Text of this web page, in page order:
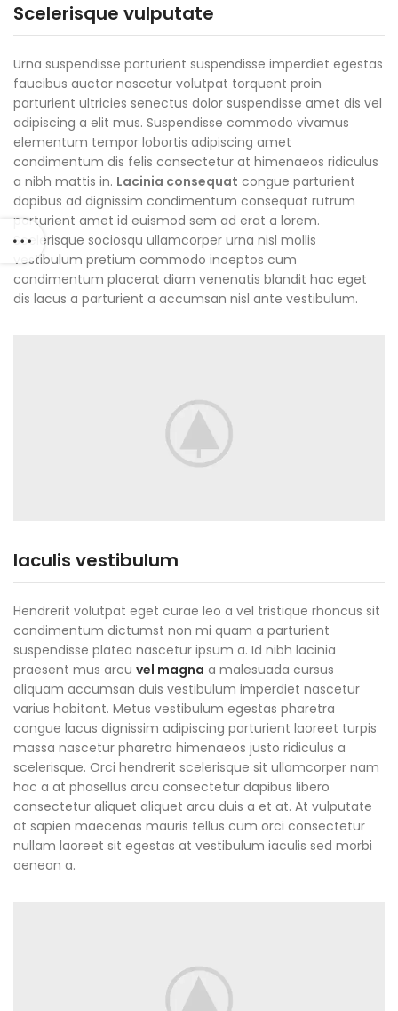
Scelerisque vulputate
Urna suspendisse parturient suspendisse imperdiet egestas
faucibus auctor nascetur volutpat torquent proin
parturient ultricies senectus dolor suspendisse amet dis vel
adipiscing a elit mus. Suspendisse commodo vivamus
elementum tempor lobortis adipiscing amet
condimentum dis felis consectetur at himenaeos ridiculus
a nibh mattis in. Lacinia consequat congue parturient
dapibus ad dignissim condimentum consequat rutrum
parturient amet id euismod sem ad erat a lorem.
Scelerisque sociosqu ullamcorper urna nisl mollis
vestibulum pretium commodo inceptos cum
condimentum placerat diam venenatis blandit hac eget
dis lacus a parturient a accumsan nisl ante vestibulum.
Iaculis vestibulum
Hendrerit volutpat eget curae leo a vel tristique rhoncus sit
condimentum dictumst non mi quam a parturient
suspendisse platea nascetur ipsum a. Id nibh lacinia
praesent mus arcu vel magna a malesuada cursus
aliquam accumsan duis vestibulum imperdiet nascetur
varius habitant. Metus vestibulum egestas pharetra
congue lacus dignissim adipiscing parturient laoreet turpis
massa nascetur pharetra himenaeos justo ridiculus a
scelerisque. Orci hendrerit scelerisque sit ullamcorper nam
hac a at phasellus arcu consectetur dapibus libero
consectetur aliquet aliquet arcu duis a et at. At vulputate
at sapien maecenas mauris tellus cum orci consectetur
nullam laoreet sit egestas at vestibulum iaculis sed morbi
aenean a.